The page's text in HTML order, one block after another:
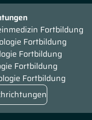
Fortbildung
Fortbildung
Fortbildung
Fortbildung
Fortbildung